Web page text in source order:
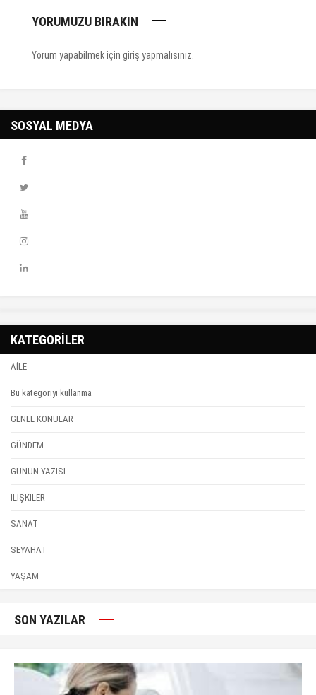
YORUMUZU BIRAKIN
Yorum yapabilmek için giriş yapmalısınız
SOSYAL MEDYA
KATEGORİLER
AİLE
Bu kategoriyi kullanma
GENEL KONULAR
GÜNDEM
GÜNÜN YAZISI
İLİŞKİLER
SANAT
SEYAHAT
YAŞAM
SON YAZILAR